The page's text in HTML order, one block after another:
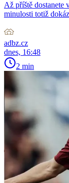
Až příště dostanete
minulosti totiž
adbz.cz
dnes, 16:48
2 min